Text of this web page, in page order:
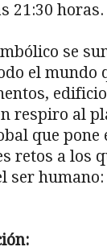
21:30 horas.
se
el mundo
respiro al
que pone
retos a los
ser